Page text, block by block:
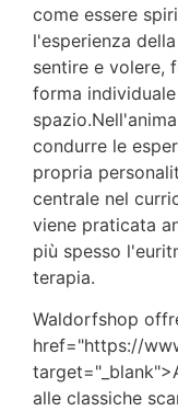
come essere
l'esperienza
sentire e volere,
forma
condurre le
propria
centrale nel
viene praticata
più spesso
terapia.
Waldorfshop
href="https://
alle classiche